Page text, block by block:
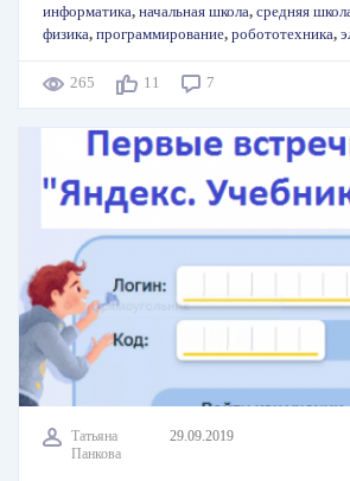
информатика, начальная школа, средняя
физика, программирование, робототехника,
265 11 7
Татьяна
Панкова
29.09.2019